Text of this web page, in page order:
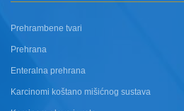
Prehrambene tvari
Prehrana
Enteralna prehrana
Karcinomi koštano mišićnog sustava